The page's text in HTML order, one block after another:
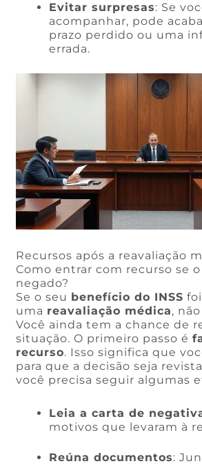
Evitar surpresas: Se
acompanhar, pode
prazo perdido ou uma
errada.
Recursos após a reavaliação
Como entrar com recurso se
negado?
Se o seu benefício do INSS
uma reavaliação médica,
Você ainda tem a chance de
situação. O primeiro passo é
recurso. Isso significa que
para que a decisão seja
você precisa seguir algumas
Leia a carta de
motivos que levaram à
Reúna documentos: